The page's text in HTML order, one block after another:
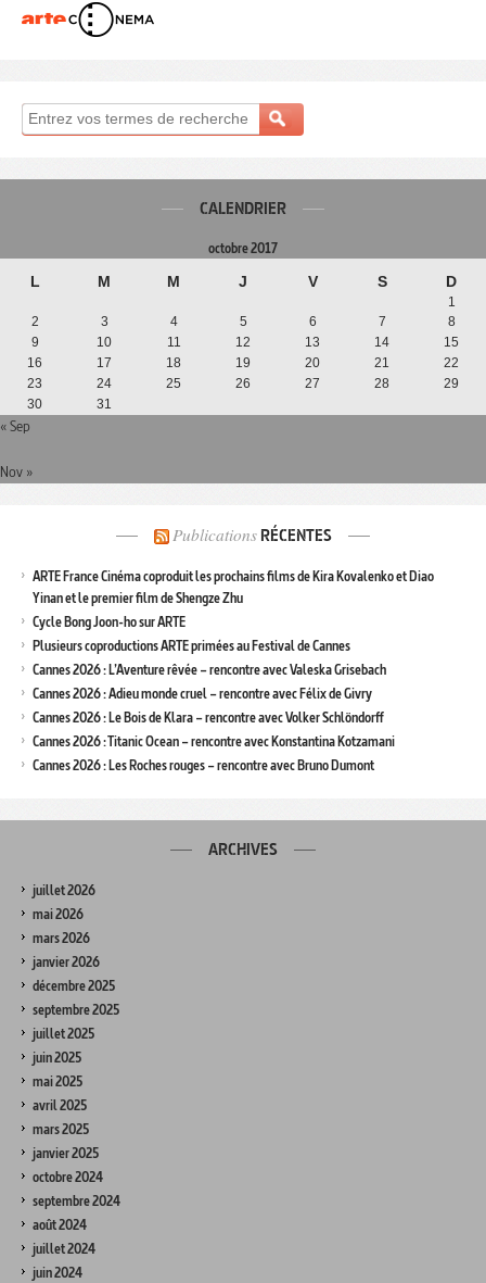
CALENDRIER
octobre 2017
L M M J V S D
1
2
3 4 5 6 7
8
9
10 11 12 13 14
15
16
17 18 19 20 21
22
23
24 25 26 27 28
29
30
31
« Sep
Nov »
Publications RÉCENTES
ARTE France Cinéma coproduit les prochains films de Kira Kovalenko et Diao
Yinan et le premier film de Shengze Zhu
Cycle Bong Joon-ho sur ARTE
Plusieurs coproductions ARTE primées au Festival de Cannes
Cannes 2026 : L’Aventure rêvée – rencontre avec Valeska Grisebach
Cannes 2026 : Adieu monde cruel – rencontre avec Félix de Givry
Cannes 2026 : Le Bois de Klara – rencontre avec Volker Schlöndorff
Cannes 2026 : Titanic Ocean – rencontre avec Konstantina Kotzamani
Cannes 2026 : Les Roches rouges – rencontre avec Bruno Dumont
ARCHIVES
juillet 2026
mai 2026
mars 2026
janvier 2026
décembre 2025
septembre 2025
juillet 2025
juin 2025
mai 2025
avril 2025
mars 2025
janvier 2025
octobre 2024
septembre 2024
août 2024
juillet 2024
juin 2024